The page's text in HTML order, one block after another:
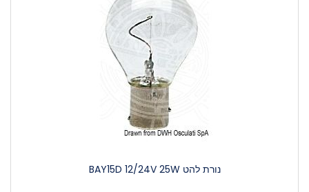
נורת להט BAY15D 12/24V 25W